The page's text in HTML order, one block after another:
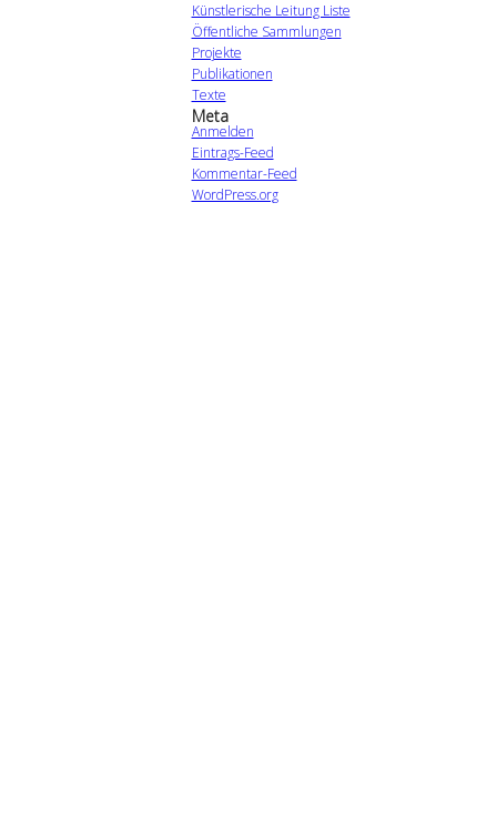
Künstlerische Leitung Liste
Öffentliche Sammlungen
Projekte
Publikationen
Texte
Meta
Anmelden
Eintrags-Feed
Kommentar-Feed
WordPress.org